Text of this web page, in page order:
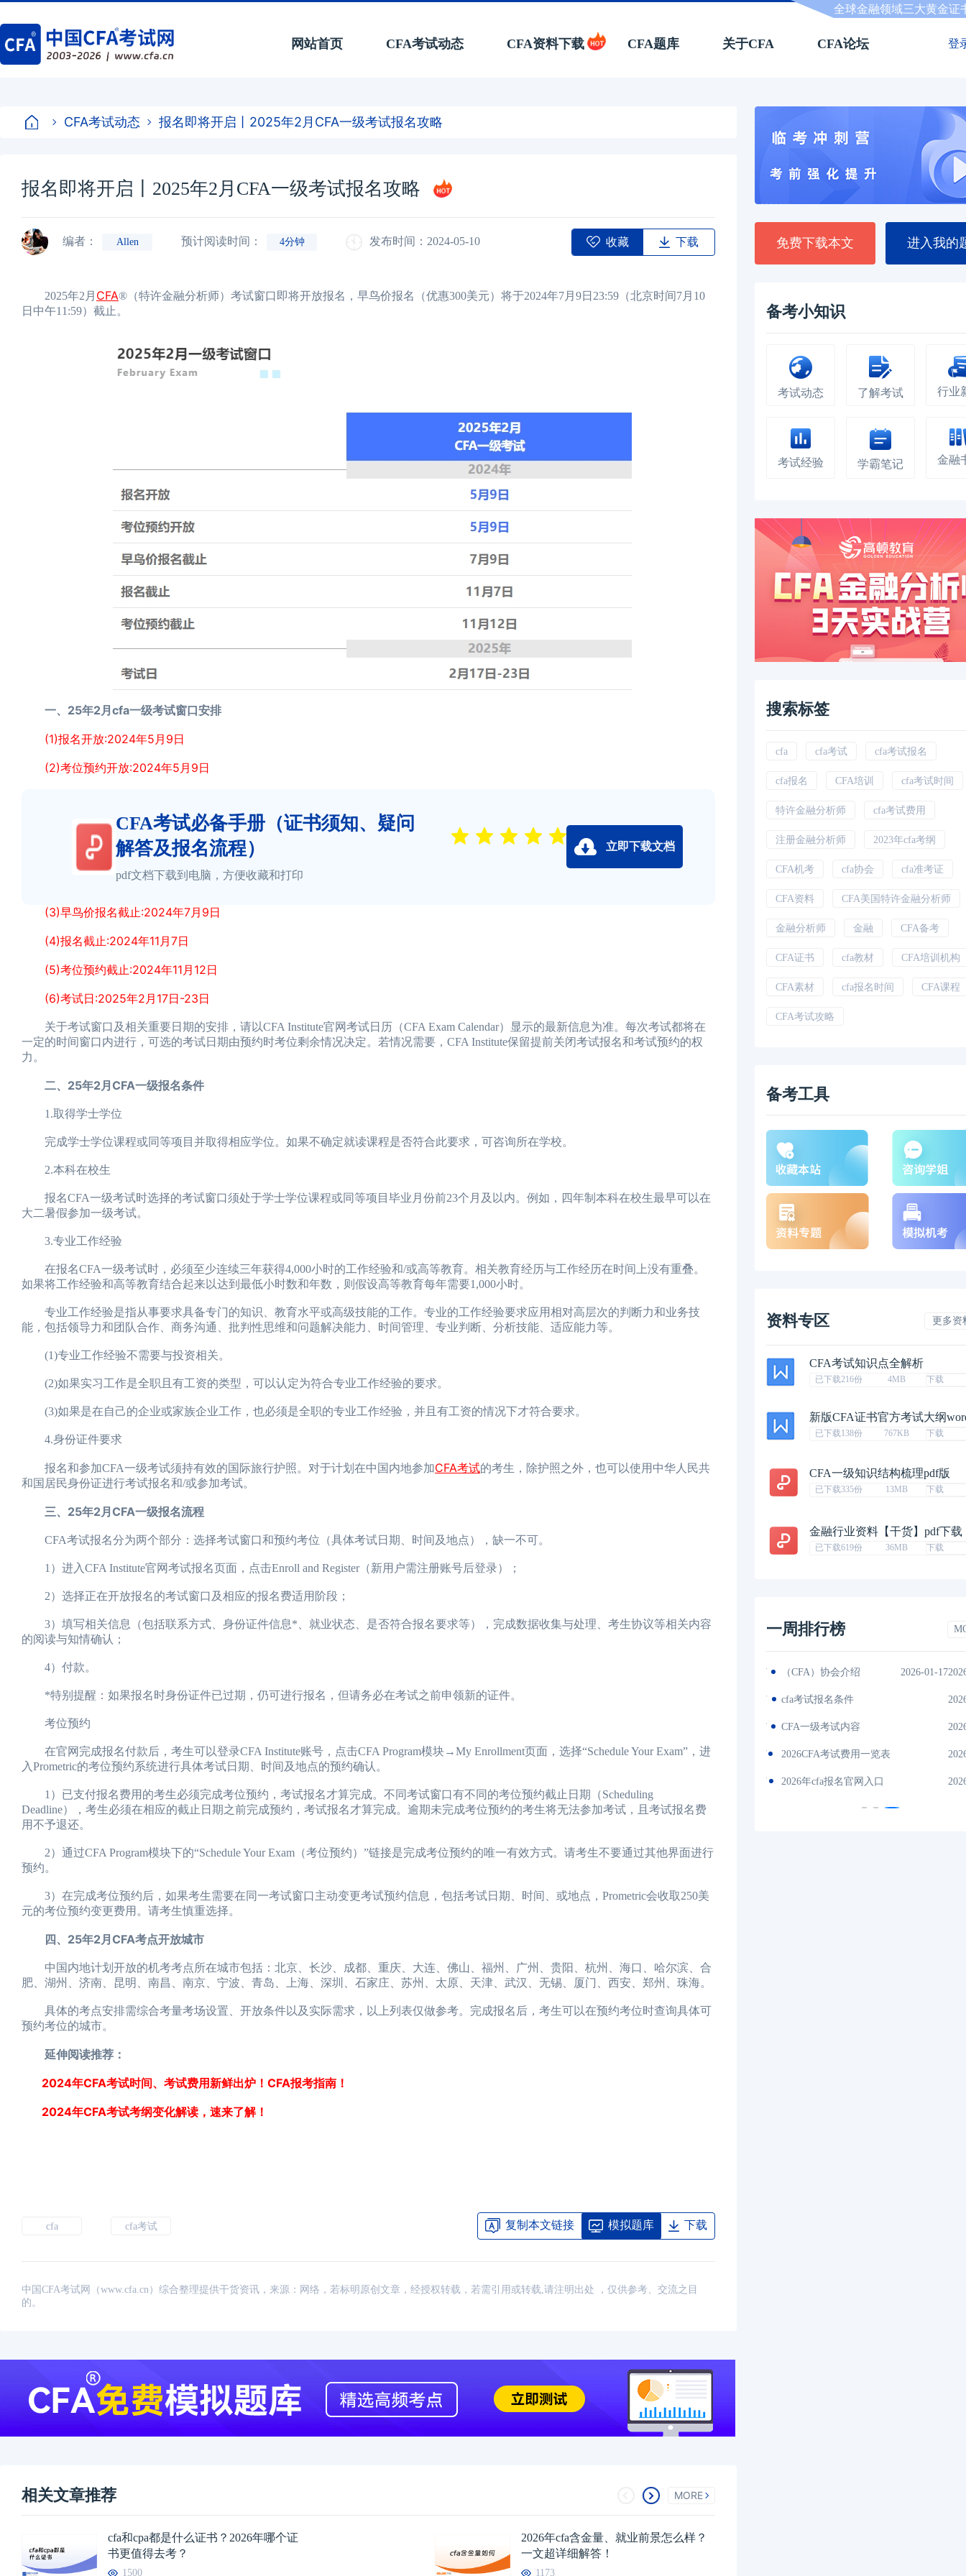
全球金融领域三大黄金证
网站首页 CFA考试动态 CFA资料下载 CFA题库 关于CFA CFA论坛 登
CFA考试动态 报名即将开启丨2025年2月CFA一级考试报名攻略
报名即将开启丨2025年2月CFA一级考试报名攻略
编者： Allen 预计阅读时间： 4分钟 发布时间：2024-05-10 收藏 下载
2025年2月 CFA®（特许金融分析师）考试窗口即将开放报名，早鸟价报名（优惠300美元）将于2024年7月9日23:59（北京时间7月10
日中午11:59）截止。
一、25年2月cfa一级考试窗口安排
(1)报名开放:2024年5月9日
(2)考位预约开放:2024年5月9日
CFA考试必备手册（证书须知、疑问
解答及报名流程）
pdf文档下载到电脑，方便收藏和打印
立即下载文档
(3)早鸟价报名截止:2024年7月9日
(4)报名截止:2024年11月7日
(5)考位预约截止:2024年11月12日
(6)考试日:2025年2月17日-23日
关于考试窗口及相关重要日期的安排，请以CFA Institute官网考试日历（CFA Exam Calendar）显示的最新信息为准。每次考试都将在
一定的时间窗口内进行，可选的考试日期由预约时考位剩余情况决定。若情况需要，CFA Institute保留提前关闭考试报名和考试预约的权
力。
二、25年2月CFA一级报名条件
1.取得学士学位
完成学士学位课程或同等项目并取得相应学位。如果不确定就读课程是否符合此要求，可咨询所在学校。
2.本科在校生
报名CFA一级考试时选择的考试窗口须处于学士学位课程或同等项目毕业月份前23个月及以内。例如，四年制本科在校生最早可以在
大二暑假参加一级考试。
3.专业工作经验
在报名CFA一级考试时，必须至少连续三年获得4,000小时的工作经验和/或高等教育。相关教育经历与工作经历在时间上没有重叠。
如果将工作经验和高等教育结合起来以达到最低小时数和年数，则假设高等教育每年需要1,000小时。
专业工作经验是指从事要求具备专门的知识、教育水平或高级技能的工作。专业的工作经验要求应用相对高层次的判断力和业务技
能，包括领导力和团队合作、商务沟通、批判性思维和问题解决能力、时间管理、专业判断、分析技能、适应能力等。
(1)专业工作经验不需要与投资相关。
(2)如果实习工作是全职且有工资的类型，可以认定为符合专业工作经验的要求。
(3)如果是在自己的企业或家族企业工作，也必须是全职的专业工作经验，并且有工资的情况下才符合要求。
4.身份证件要求
报名和参加CFA一级考试须持有效的国际旅行护照。对于计划在中国内地参加CFA考试的考生，除护照之外，也可以使用中华人民共
和国居民身份证进行考试报名和/或参加考试。
三、25年2月CFA一级报名流程
CFA考试报名分为两个部分：选择考试窗口和预约考位（具体考试日期、时间及地点），缺一不可。
1）进入CFA Institute官网考试报名页面，点击Enroll and Register（新用户需注册账号后登录）；
2）选择正在开放报名的考试窗口及相应的报名费适用阶段；
3）填写相关信息（包括联系方式、身份证件信息*、就业状态、是否符合报名要求等），完成数据收集与处理、考生协议等相关内容
的阅读与知情确认；
4）付款。
*特别提醒：如果报名时身份证件已过期，仍可进行报名，但请务必在考试之前申领新的证件。
考位预约
在官网完成报名付款后，考生可以登录CFA Institute账号，点击CFA Program模块→My Enrollment页面，选择“Schedule Your Exam”，进
入Prometric的考位预约系统进行具体考试日期、时间及地点的预约确认。
1）已支付报名费用的考生必须完成考位预约，考试报名才算完成。不同考试窗口有不同的考位预约截止日期（Scheduling
Deadline），考生必须在相应的截止日期之前完成预约，考试报名才算完成。逾期未完成考位预约的考生将无法参加考试，且考试报名费
用不予退还。
2）通过CFA Program模块下的“Schedule Your Exam（考位预约）”链接是完成考位预约的唯一有效方式。请考生不要通过其他界面进行
预约。
3）在完成考位预约后，如果考生需要在同一考试窗口主动变更考试预约信息，包括考试日期、时间、或地点，Prometric会收取250美
元的考位预约变更费用。请考生慎重选择。
四、25年2月CFA考点开放城市
中国内地计划开放的机考考点所在城市包括：北京、长沙、成都、重庆、大连、佛山、福州、广州、贵阳、杭州、海口、哈尔滨、合
肥、湖州、济南、昆明、南昌、南京、宁波、青岛、上海、深圳、石家庄、苏州、太原、天津、武汉、无锡、厦门、西安、郑州、珠海。
具体的考点安排需综合考量考场设置、开放条件以及实际需求，以上列表仅做参考。完成报名后，考生可以在预约考位时查询具体可
预约考位的城市。
延伸阅读推荐：
2024年CFA考试时间、考试费用新鲜出炉！CFA报考指南！
2024年CFA考试考纲变化解读，速来了解！
cfa cfa考试 复制本文链接 模拟题库 下载
中国CFA考试网（www.cfa.cn）综合整理提供干货资讯，来源：网络，若标明原创文章，经授权转载，若需引用或转载,请注明出处 ，仅供参考、交流之目
的。
相关文章推荐 MORE
cfa和cpa都是什么证书？2026年哪个证
书更值得去考？
1500
2026年cfa含金量、就业前景怎么样？
一文超详细解答！
1173
免费下载本文 进入我的
备考小知识
考试动态 了解考试 行业
考试经验 学霸笔记 金融
搜索标签
cfa cfa考试 cfa考试报名
cfa报名 CFA培训 cfa考试时间
特许金融分析师 cfa考试费用
注册金融分析师 2023年cfa考纲
CFA机考 cfa协会 cfa准考证
CFA资料 CFA美国特许金融分析师
金融分析师 金融 CFA备考
CFA证书 cfa教材 CFA培训机构
CFA素材 cfa报名时间 CFA课程
CFA考试攻略
备考工具
资料专区 更多资
CFA考试知识点全解析
已下载216份 4MB 下载
新版CFA证书官方考试大纲
已下载138份 767KB 下载
CFA一级知识结构梳理pdf版
已下载335份 13MB 下载
金融行业资料【干货】pdf下载
已下载619份 36MB 下载
一周排行榜
2026年CFA考试报考指南 2026-01-17
（CFA）认证考试介绍 2026-01-17 CFA金融计算器使用说明
（CFA）协会介绍 2026-01-
cfa考试报名条件
CFA一级考试内容
2026CFA考试费用一览表
2026年cfa报名官网入口